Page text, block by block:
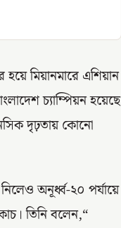
মিয়ানমারে এশিয়ান
চ্যাম্পিয়ন হয়েছে
দৃঢ়তায় কোনো
অনূর্ধ্ব-২০ পর্যায়ে
তিনি বলেন,“